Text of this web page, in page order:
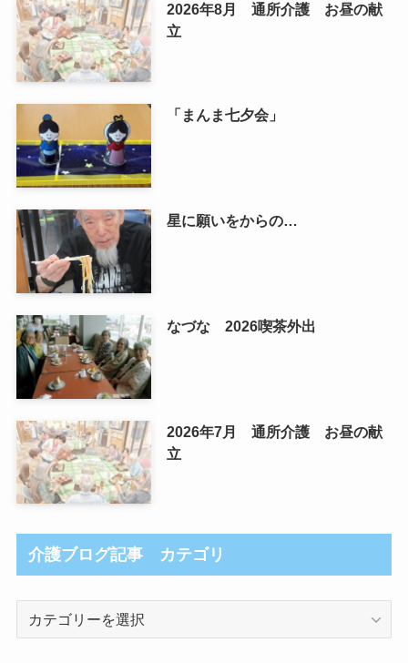
2026年8月 通所介護 お昼の献
立
「まんま七夕会」
星に願いをからの…
なづな 2026喫茶外出
2026年7月 通所介護 お昼の献
立
介護ブログ記事 カテゴリ